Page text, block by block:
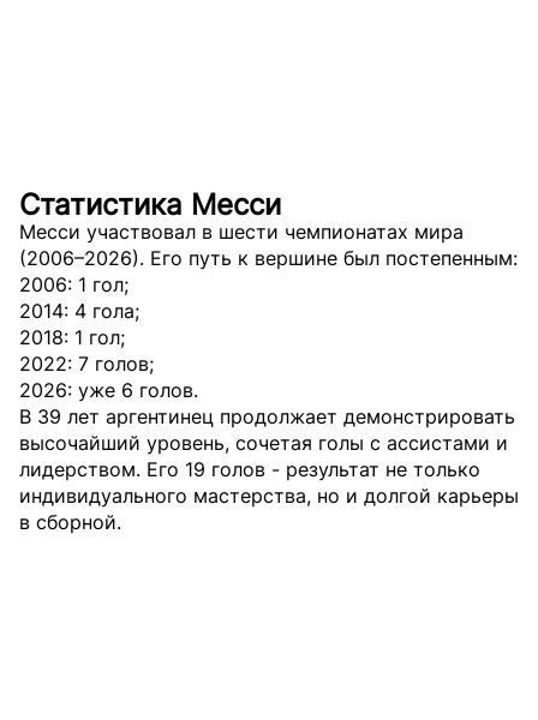
Статистика Месси
Месси участвовал в шести чемпионатах мира
(2006–2026). Его путь к вершине был постепенным:
2006: 1 гол;
2014: 4 гола;
2018: 1 гол;
2022: 7 голов;
2026: уже 6 голов.
В 39 лет аргентинец продолжает демонстрировать
высочайший уровень, сочетая голы с ассистами и
лидерством. Его 19 голов - результат не только
индивидуального мастерства, но и долгой карьеры
в сборной.